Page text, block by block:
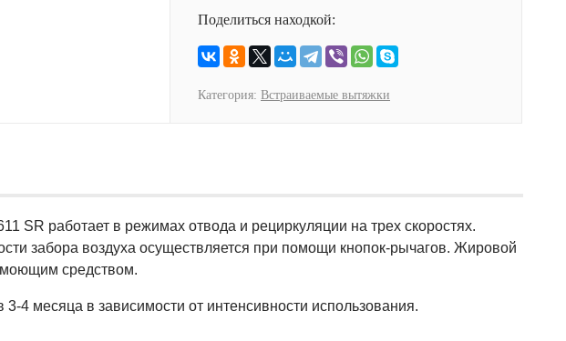
Поделиться находкой:
Категория: Встраиваемые вытяжки
SR работает в режимах отвода и рециркуляции на трех скоростях.
забора воздуха осуществляется при помощи кнопок-рычагов. Жировой
средством.
4 месяца в зависимости от интенсивности использования.